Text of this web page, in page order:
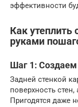
эффективности
Как утеплить
руками
Шаг 1: Создаем
Задней стенкой
поверхность
Пригодятся даже